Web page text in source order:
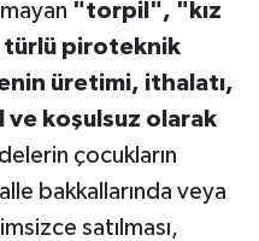
"torpil", "kız
türlü piroteknik
üretimi, ithalatı,
ve koşulsuz olarak
çocukların
bakkallarında veya
satılması,